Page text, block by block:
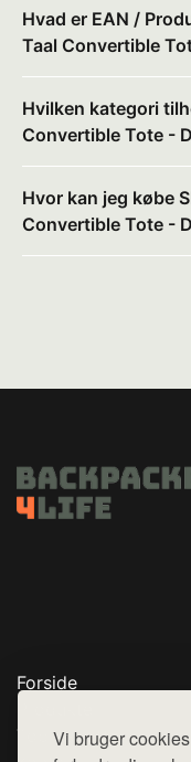
Vi bruger
Hvad er EAN /
Taal Convertible
Hvilken kategori
Convertible Tote -
Hvor kan jeg købe
Convertible Tote -
Forside
Top Rabatter